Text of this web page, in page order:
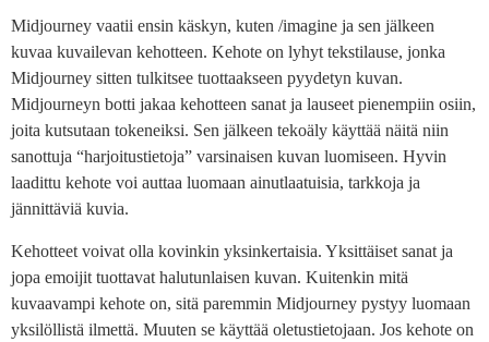
Midjourney vaatii ensin käskyn, kuten /imagine ja sen jälkeen
kuvaa kuvailevan kehotteen. Kehote on lyhyt tekstilause, jonka
Midjourney sitten tulkitsee tuottaakseen pyydetyn kuvan.
Midjourneyn botti jakaa kehotteen sanat ja lauseet pienempiin osiin,
joita kutsutaan tokeneiksi. Sen jälkeen tekoäly käyttää näitä niin
sanottuja “harjoitustietoja” varsinaisen kuvan luomiseen. Hyvin
laadittu kehote voi auttaa luomaan ainutlaatuisia, tarkkoja ja
jännittäviä kuvia.
Kehotteet voivat olla kovinkin yksinkertaisia. Yksittäiset sanat ja
jopa emoijit tuottavat halutunlaisen kuvan. Kuitenkin mitä
kuvaavampi kehote on, sitä paremmin Midjourney pystyy luomaan
yksilöllistä ilmettä. Muuten se käyttää oletustietojaan. Jos kehote on